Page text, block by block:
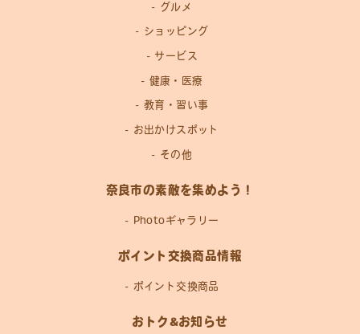
グルメ
ショッピング
サービス
健康・医療
教育・習い事
お出かけスポット
その他
奈良市の素敵を集めよう！
Photoギャラリー
ポイント交換商品情報
ポイント交換商品
おトク&お知らせ